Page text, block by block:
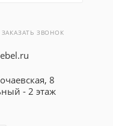
ЗАКАЗАТЬ ЗВОНОК
8
- 2 этаж